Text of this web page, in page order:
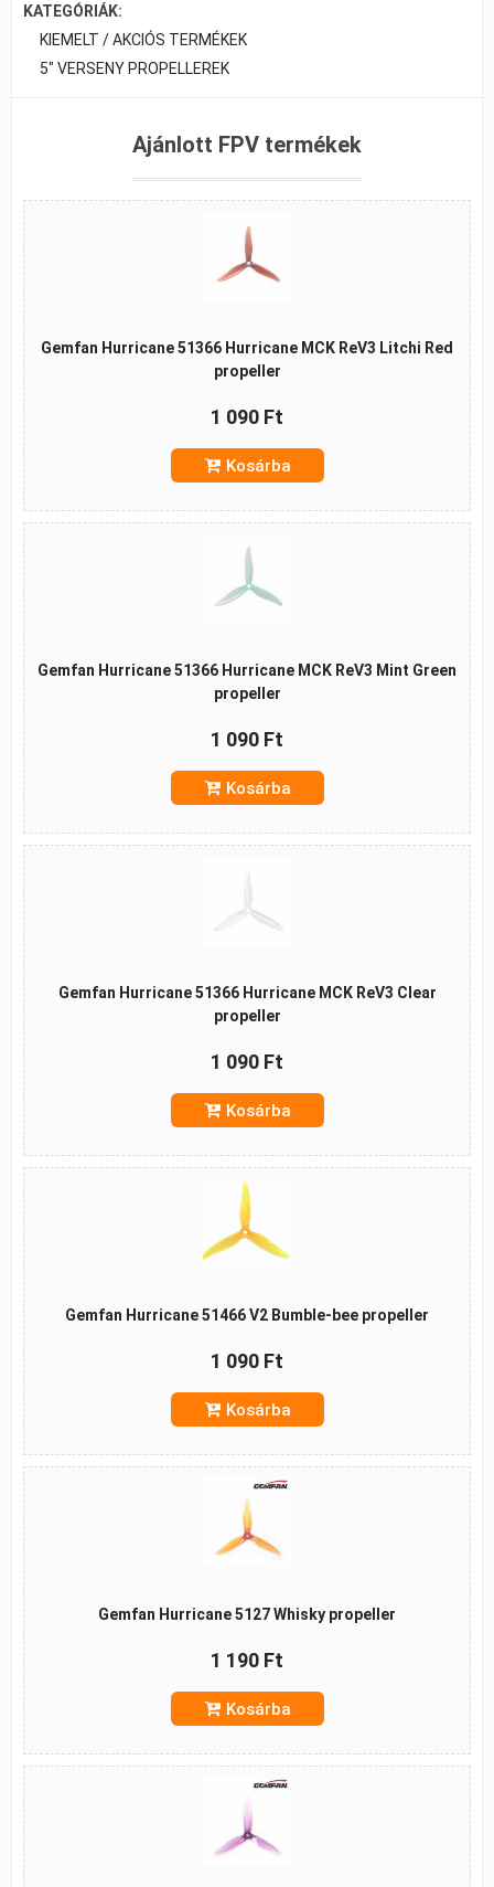
KATEGÓRIÁK:
KIEMELT / AKCIÓS TERMÉKEK
5" VERSENY PROPELLEREK
Ajánlott FPV termékek
Gemfan Hurricane 51366 Hurricane MCK ReV3 Litchi Red
propeller
1 090 Ft
Kosárba
Gemfan Hurricane 51366 Hurricane MCK ReV3 Mint Green
propeller
1 090 Ft
Kosárba
Gemfan Hurricane 51366 Hurricane MCK ReV3 Clear
propeller
1 090 Ft
Kosárba
Gemfan Hurricane 51466 V2 Bumble-bee propeller
1 090 Ft
Kosárba
Gemfan Hurricane 5127 Whisky propeller
1 190 Ft
Kosárba